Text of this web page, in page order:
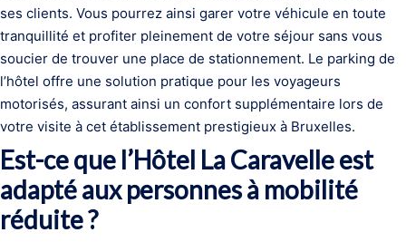
ses clients. Vous pourrez ainsi garer votre véhicule en toute
tranquillité et profiter pleinement de votre séjour sans vous
soucier de trouver une place de stationnement. Le parking de
l’hôtel offre une solution pratique pour les voyageurs
motorisés, assurant ainsi un confort supplémentaire lors de
votre visite à cet établissement prestigieux à Bruxelles.
Est-ce que l’Hôtel La Caravelle est
adapté aux personnes à mobilité
réduite ?